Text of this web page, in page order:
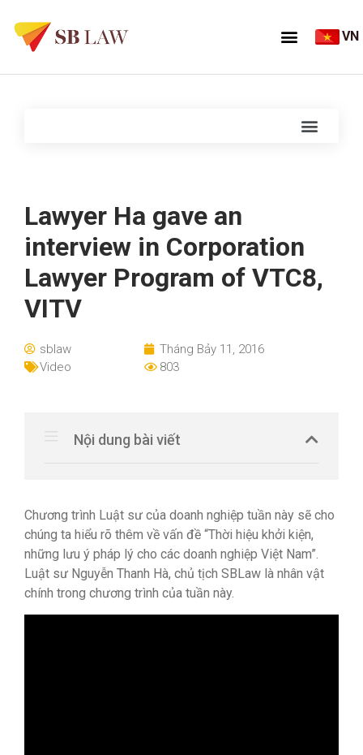
VN
Lawyer Ha gave an
interview in Corporation
Lawyer Program of VTC8,
VITV
sblaw
Tháng Bảy 11, 2016
Video
803
Nội dung bài viết
Chương trình Luật sư của doanh nghiệp tuần này sẽ cho
chúng ta hiểu rõ thêm về vấn đề “Thời hiệu khởi kiện,
những lưu ý pháp lý cho các doanh nghiệp Việt Nam”.
Luật sư Nguyễn Thanh Hà, chủ tịch SBLaw là nhân vật
chính trong chương trình của tuần này.